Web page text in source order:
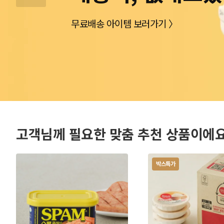
15% 중복할인 쿠폰받기 〉
첫구매 70% 할인 받으러가기 〉
무료배송 아이템 보러가기 〉
15% 중복할인 적용 〉
상하목장 프로즌 그릭요거트 증정 〉
최대 60% + 20% 할인적용 〉
오덴세 에스카 플레이트 받기 〉
풀리오 마사지기 받으러가기 〉
쿨러백 채우러 가기 〉
위글위글 캐리어받기 〉
따끈한 페이백 이벤트까지 〉
더마켓 적립금 1만원 받기 〉
구매하고 Dior 명품 접시 받기 〉
대량구매 견적받기 〉
고객님께 필요한 맞춤 추천 상품이에
박스특가